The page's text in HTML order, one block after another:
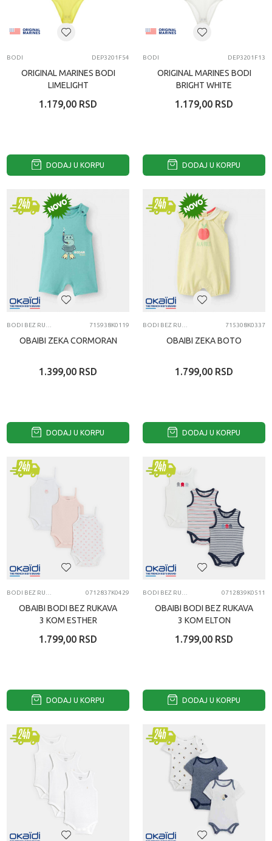
BODI DEP3201F54
ORIGINAL MARINES BODI
LIMELIGHT
1.179,00 RSD
DODAJ U KORPU
BODI DEP3201F13
ORIGINAL MARINES BODI
BRIGHT WHITE
1.179,00 RSD
DODAJ U KORPU
715938K0119
OBAIBI ZEKA CORMORAN
1.399,00 RSD
DODAJ U KORPU
715308K0337
OBAIBI ZEKA BOTO
1.799,00 RSD
DODAJ U KORPU
0712837K0429
OBAIBI BODI BEZ RUKAVA
3 KOM ESTHER
1.799,00 RSD
DODAJ U KORPU
0712839K0511
OBAIBI BODI BEZ RUKAVA
3 KOM ELTON
1.799,00 RSD
DODAJ U KORPU